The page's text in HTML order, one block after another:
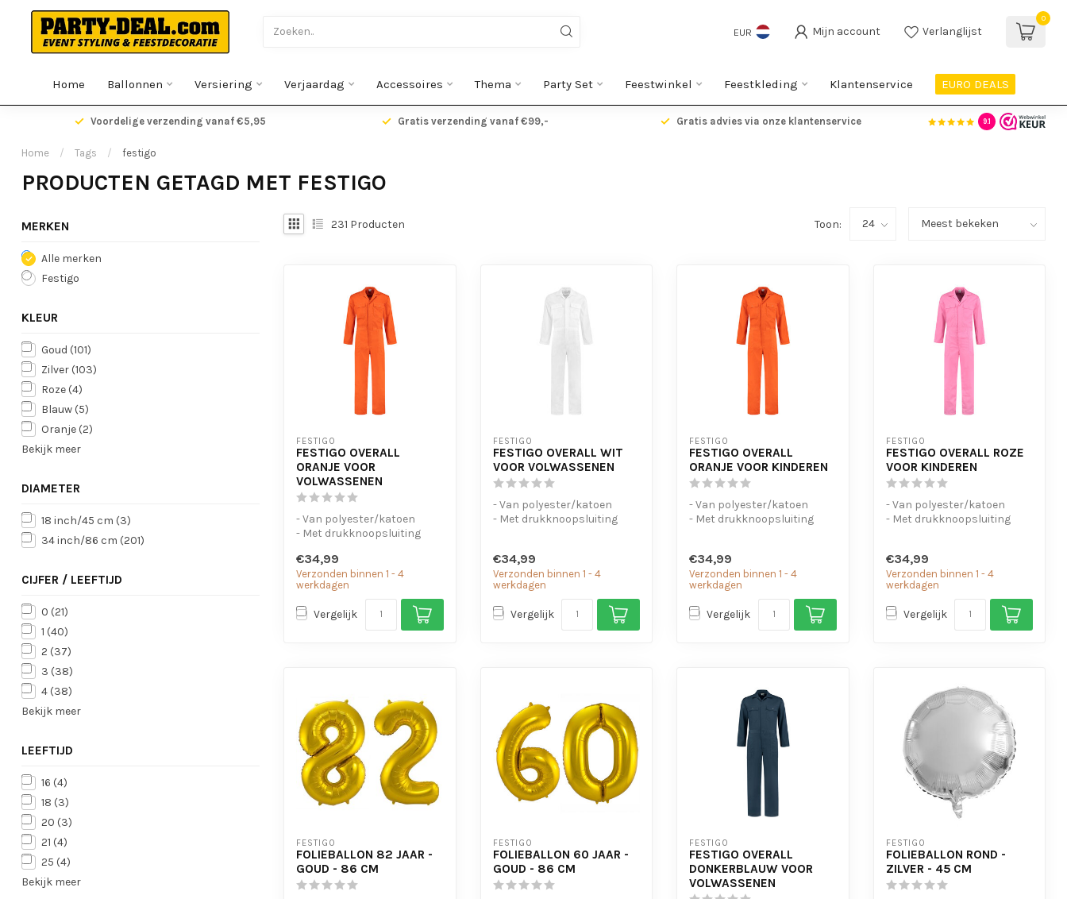
EUR Mijn account Verlanglijst
0
Home Ballonnen Versiering Verjaardag Accessoires Thema Party Set Feestwinkel Feestkleding Klantenservice EURO DEALS
Voordelige verzending vanaf €5,95 Gratis verzending vanaf €99,- Gratis advies via onze klantenservice 9.1
Home / Tags / festigo
PRODUCTEN GETAGD MET FESTIGO
MERKEN
Alle merken
Festigo
KLEUR
Goud (101)
Zilver (103)
Roze (4)
Blauw (5)
Oranje (2)
Bekijk meer
DIAMETER
18 inch/45 cm (3)
34 inch/86 cm (201)
CIJFER / LEEFTIJD
0 (21)
1 (40)
2 (37)
3 (38)
4 (38)
Bekijk meer
LEEFTIJD
16 (4)
18 (3)
20 (3)
21 (4)
25 (4)
Bekijk meer
231 Producten Toon:
FESTIGO
FESTIGO OVERALL
ORANJE VOOR
VOLWASSENEN
- Van polyester/katoen
- Met drukknoopsluiting
€34,99
Verzonden binnen 1 - 4
werkdagen
Vergelijk
FESTIGO
FESTIGO OVERALL WIT
VOOR VOLWASSENEN
- Van polyester/katoen
- Met drukknoopsluiting
€34,99
Verzonden binnen 1 - 4
werkdagen
Vergelijk
FESTIGO
FESTIGO OVERALL
ORANJE VOOR KINDEREN
- Van polyester/katoen
- Met drukknoopsluiting
€34,99
Verzonden binnen 1 - 4
werkdagen
Vergelijk
FESTIGO
FESTIGO OVERALL ROZE
VOOR KINDEREN
- Van polyester/katoen
- Met drukknoopsluiting
€34,99
Verzonden binnen 1 - 4
werkdagen
Vergelijk
FESTIGO
FOLIEBALLON 82 JAAR -
GOUD - 86 CM
FESTIGO
FOLIEBALLON 60 JAAR -
GOUD - 86 CM
FESTIGO
FESTIGO OVERALL
DONKERBLAUW VOOR
VOLWASSENEN
FESTIGO
FOLIEBALLON ROND -
ZILVER - 45 CM